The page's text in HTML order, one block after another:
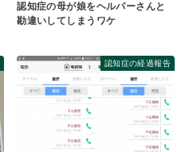
認知症の母が娘をヘルパーさんと
勘違いしてしまうワケ
認知症の経過報告